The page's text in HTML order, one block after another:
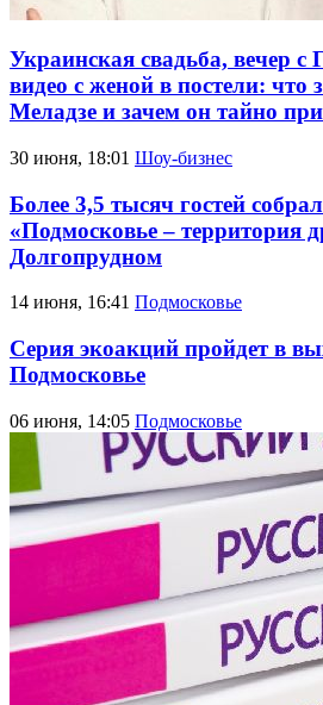
Украинская свадьба, вечер
видео с женой в постели: что
Меладзе и зачем он тайно
30 июня, 18:01 Шоу-бизнес
Более 3,5 тысяч гостей
«Подмосковье – территория
Долгопрудном
14 июня, 16:41 Подмосковье
Серия экоакций пройдет в
Подмосковье
06 июня, 14:05 Подмосковье